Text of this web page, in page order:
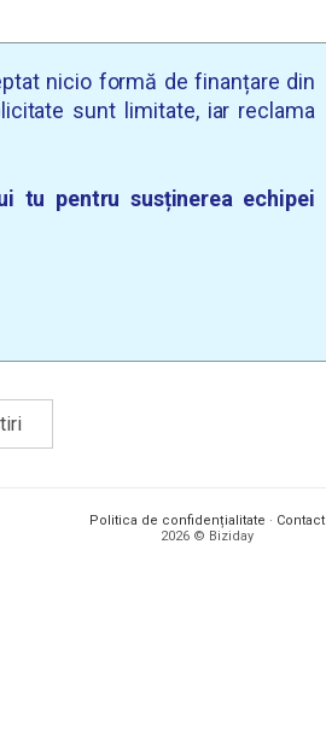
nicio formă de finanțare din
sunt limitate, iar reclama
tu pentru susținerea echipei
Politica de confidențialitate · Contact
2026 © Biziday